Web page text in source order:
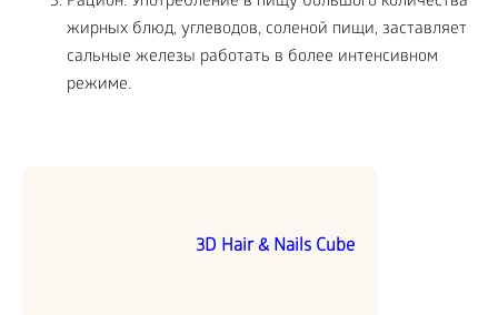
жирных блюд, углеводов, соленой пищи, заставляет
сальные железы работать в более интенсивном
режиме.
3D Hair & Nails Cube